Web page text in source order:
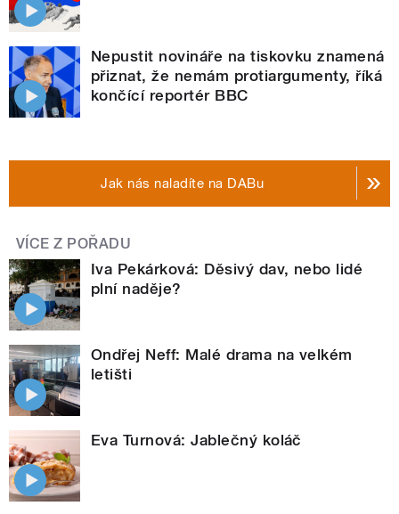
Nepustit novináře na tiskovku znamená
přiznat, že nemám protiargumenty, říká
končící reportér BBC
Jak nás naladíte na DABu
VÍCE Z POŘADU
Iva Pekárková: Děsivý dav, nebo lidé
plní naděje?
Ondřej Neff: Malé drama na velkém
letišti
Eva Turnová: Jablečný koláč